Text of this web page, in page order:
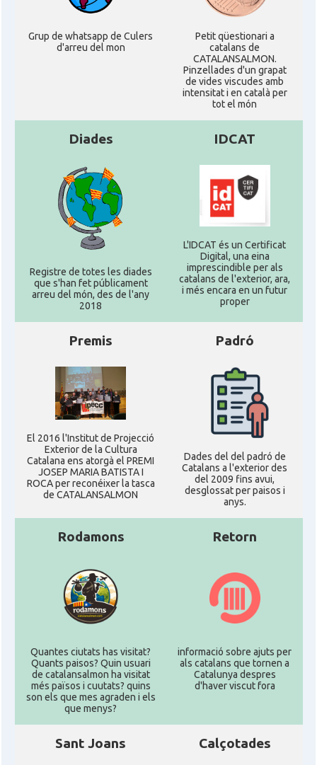
Grup de whatsapp de Culers
d'arreu del mon
Petit qüestionari a
catalans de
CATALANSALMON.
Pinzellades d'un grapat
de vides viscudes amb
intensitat i en català per
tot el món
Diades
Registre de totes les diades
que s'han fet públicament
arreu del món, des de l'any
2018
IDCAT
L'IDCAT és un Certificat
Digital, una eina
imprescindible per als
catalans de l'exterior, ara,
i més encara en un futur
proper
Premis
El 2016 l'Institut de Projecció
Exterior de la Cultura
Catalana ens atorgà el PREMI
JOSEP MARIA BATISTA I
ROCA per reconéixer la tasca
de CATALANSALMON
Padró
Dades del del padró de
Catalans a l'exterior des
del 2009 fins avui,
desglossat per paisos i
anys.
Rodamons
Quantes ciutats has visitat?
Quants paisos? Quin usuari
de catalansalmon ha visitat
més països i cuutats? quins
son els que mes agraden i els
que menys?
Retorn
informació sobre ajuts per
als catalans que tornen a
Catalunya despres
d'haver viscut fora
Sant Joans Calçotades